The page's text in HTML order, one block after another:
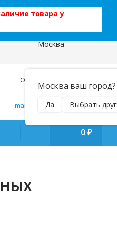
товара у
Москва
Москва ваш город?
Да Выбрать
Отправляем почтой и ТК,
наложенным платежом!
Пн–Вс 9:00–21:00
manager@regiontehsnab.ru
0 ₽